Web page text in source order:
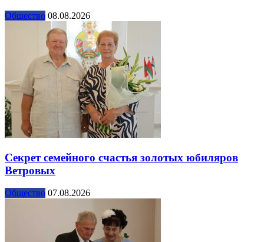
Общество 08.08.2026
Секрет семейного счастья золотых юбиляров
Ветровых
Общество 07.08.2026